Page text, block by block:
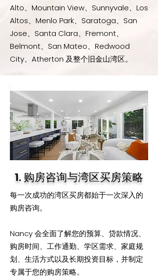
Alto、Mountain View、Sunnyvale、Los
Altos、Menlo Park、Saratoga、San
Jose、Santa Clara、Fremont、
Belmont、San Mateo、Redwood
City、Atherton 及整个旧金山湾区。
1. 购房咨询与湾区买房策略
每一次成功的湾区买房都始于一次深入的
购房咨询。
Nancy 会全面了解您的预算、贷款情况、
购房时间、工作通勤、学区需求、家庭规
划、生活方式以及长期投资目标，并制定
专属于您的购房策略。